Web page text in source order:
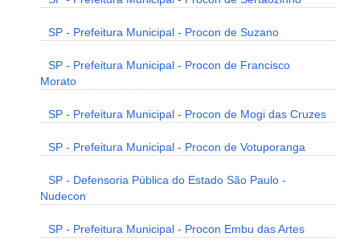
SP - Prefeitura Municipal - Procon de Suzano
SP - Prefeitura Municipal - Procon de Francisco
Morato
SP - Prefeitura Municipal - Procon de Mogi das Cruzes
SP - Prefeitura Municipal - Procon de Votuporanga
SP - Defensoria Pública do Estado São Paulo -
Nudecon
SP - Prefeitura Municipal - Procon Embu das Artes